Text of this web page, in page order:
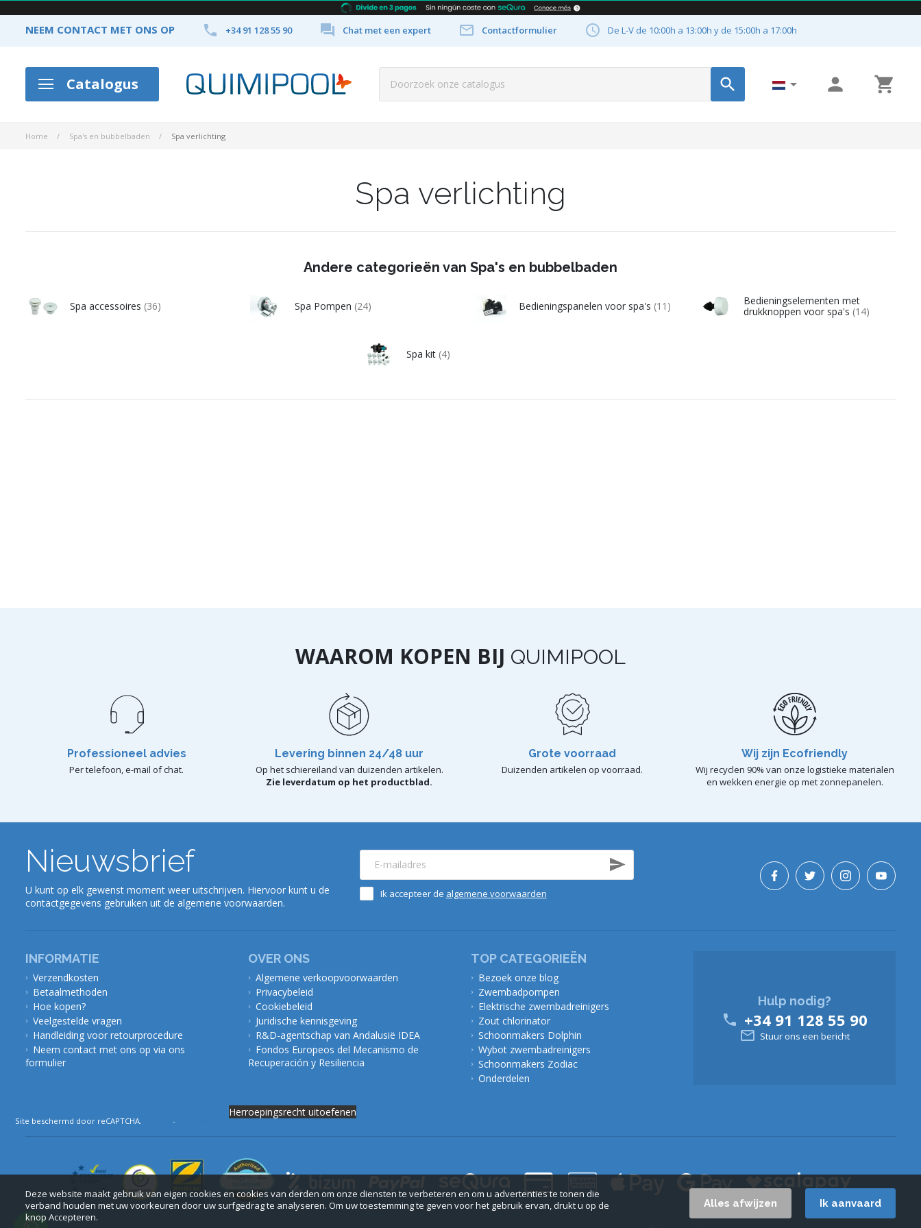
NEEM CONTACT MET ONS OP  +34 91 128 55 90  Chat met een expert  Contactformulier  De L-V de 10:00h a 13:00h y de 15:00h a 17:00h
Catalogus    
Home Spa's en bubbelbaden Spa verlichting
Spa verlichting
Andere categorieën van Spa's en bubbelbaden
Spa accessoires (36) Spa Pompen (24) Bedieningspanelen voor spa's (11)
Bedieningselementen met
drukknoppen voor spa's (14)
Spa kit (4)
WAAROM KOPEN BIJ QUIMIPOOL
Professioneel advies
Per telefoon, e-mail of chat.
Levering binnen 24/48 uur
Op het schiereiland van duizenden artikelen.
Zie leverdatum op het productblad.
Grote voorraad
Duizenden artikelen op voorraad.
Wij zijn Ecofriendly
Wij recyclen 90% van onze logistieke materialen
en wekken energie op met zonnepanelen.
Nieuwsbrief
U kunt op elk gewenst moment weer uitschrijven. Hiervoor kunt u de
contactgegevens gebruiken uit de algemene voorwaarden.
Ik accepteer de algemene voorwaarden
INFORMATIE
Verzendkosten
Betaalmethoden
Hoe kopen?
Veelgestelde vragen
Handleiding voor retourprocedure
Neem contact met ons op via ons
formulier
OVER ONS
Algemene verkoopvoorwaarden
Privacybeleid
Cookiebeleid
Juridische kennisgeving
R&D-agentschap van Andalusië IDEA
Fondos Europeos del Mecanismo de
Recuperación y Resiliencia
TOP CATEGORIEËN
Bezoek onze blog
Zwembadpompen
Elektrische zwembadreinigers
Zout chlorinator
Schoonmakers Dolphin
Wybot zwembadreinigers
Schoonmakers Zodiac
Onderdelen
Hulp nodig?
 +34 91 128 55 90
 Stuur ons een bericht
Deze website maakt gebruik van eigen cookies en cookies van derden om onze diensten te verbeteren en om u advertenties te tonen die
verband houden met uw voorkeuren door uw surfgedrag te analyseren. Om uw toestemming te geven voor het gebruik ervan, drukt u op de
knop Accepteren.
Alles afwijzen Ik aanvaard
Site beschermd door reCAPTCHA. -
Herroepingsrecht uitoefenen